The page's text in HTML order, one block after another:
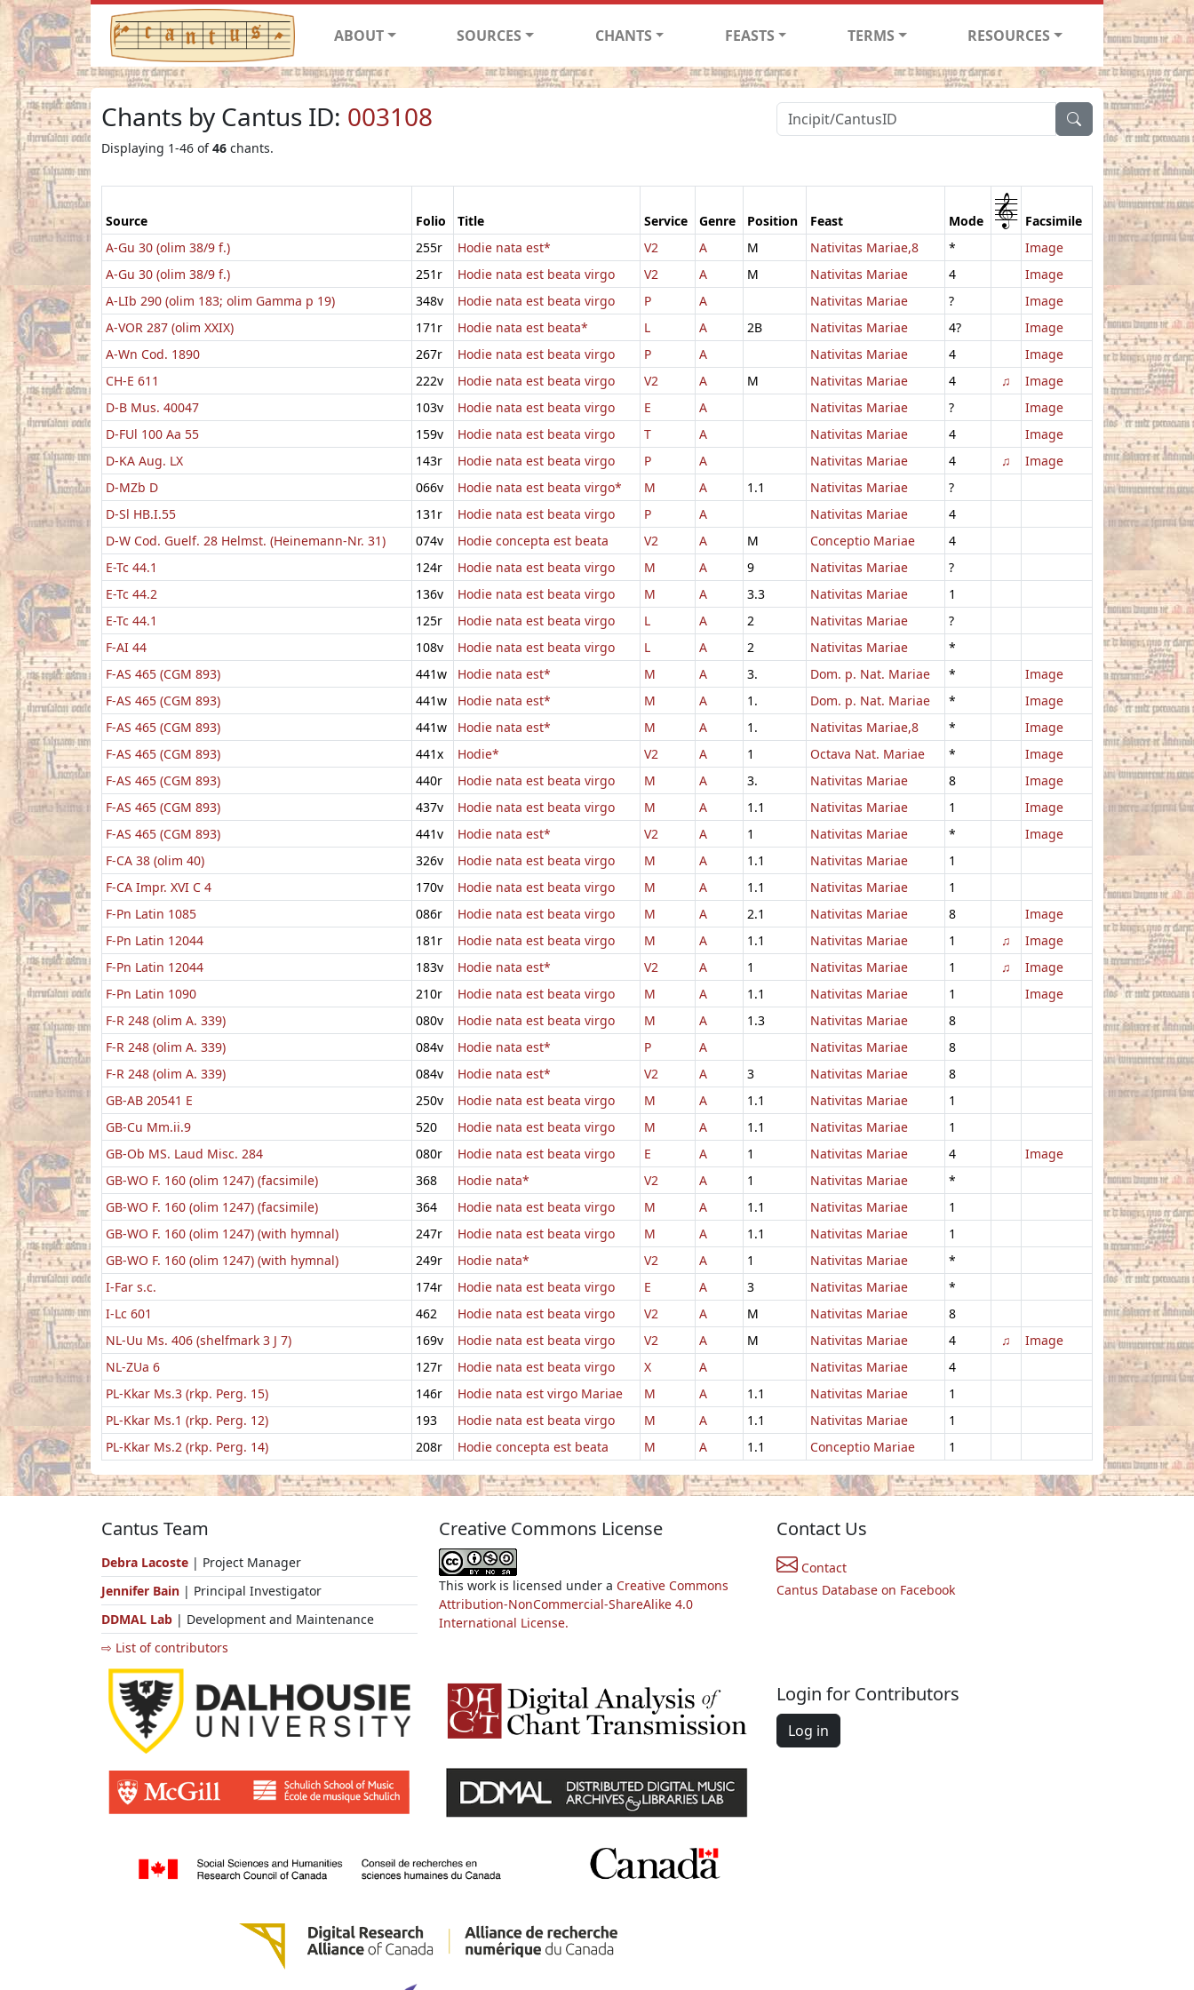
ABOUT SOURCES CHANTS FEASTS TERMS RESOURCES
Chants by Cantus ID: 003108
Displaying 1-46 of46 chants.
Source Folio Title Service Genre Position Feast Mode 1
Facsimile
A-Gu 30 (olim 38/9 f.)
255r Hodie nata est* V2 A M Nativitas Mariae,8 *
Image
A-Gu 30 (olim 38/9 f.)
251r Hodie nata est beata virgo V2 A M Nativitas Mariae 4
Image
A-LIb 290 (olim 183; olim Gamma p 19)
348v Hodie nata est beata virgo P A Nativitas Mariae ?
Image
A-VOR 287 (olim XXIX)
171r Hodie nata est beata* L A 2B Nativitas Mariae 4?
Image
A-Wn Cod. 1890
267r Hodie nata est beata virgo P A Nativitas Mariae 4
Image
CH-E 611
222v Hodie nata est beata virgo V2 A M Nativitas Mariae 4 ♫
Image
D-B Mus. 40047
103v Hodie nata est beata virgo E A Nativitas Mariae ?
Image
D-FUl 100 Aa 55
159v Hodie nata est beata virgo T A Nativitas Mariae 4
Image
D-KA Aug. LX
143r Hodie nata est beata virgo P A Nativitas Mariae 4 ♫
Image
D-MZb D
066v Hodie nata est beata virgo* M A 1.1 Nativitas Mariae
?
D-Sl HB.I.55
131r Hodie nata est beata virgo P A Nativitas Mariae
4
D-W Cod. Guelf. 28 Helmst. (Heinemann-Nr. 31)
074v Hodie concepta est beata V2 A M Conceptio Mariae
4
E-Tc 44.1
124r Hodie nata est beata virgo M A 9 Nativitas Mariae
?
E-Tc 44.2
136v Hodie nata est beata virgo M A 3.3 Nativitas Mariae
1
E-Tc 44.1
125r Hodie nata est beata virgo L A 2 Nativitas Mariae
?
F-AI 44
108v Hodie nata est beata virgo L A 2 Nativitas Mariae
*
F-AS 465 (CGM 893)
441w Hodie nata est* M A 3. Dom. p. Nat. Mariae *
Image
F-AS 465 (CGM 893)
441w Hodie nata est* M A 1. Dom. p. Nat. Mariae *
Image
F-AS 465 (CGM 893)
441w Hodie nata est* M A 1. Nativitas Mariae,8 *
Image
F-AS 465 (CGM 893)
441x Hodie* V2 A 1 Octava Nat. Mariae *
Image
F-AS 465 (CGM 893)
440r Hodie nata est beata virgo M A 3. Nativitas Mariae 8
Image
F-AS 465 (CGM 893)
437v Hodie nata est beata virgo M A 1.1 Nativitas Mariae 1
Image
F-AS 465 (CGM 893)
441v Hodie nata est* V2 A 1 Nativitas Mariae *
Image
F-CA 38 (olim 40)
326v Hodie nata est beata virgo M A 1.1 Nativitas Mariae
1
F-CA Impr. XVI C 4
170v Hodie nata est beata virgo M A 1.1 Nativitas Mariae
1
F-Pn Latin 1085
086r Hodie nata est beata virgo M A 2.1 Nativitas Mariae 8
Image
F-Pn Latin 12044
181r Hodie nata est beata virgo M A 1.1 Nativitas Mariae 1 ♫
Image
F-Pn Latin 12044
183v Hodie nata est* V2 A 1 Nativitas Mariae 1 ♫
Image
F-Pn Latin 1090
210r Hodie nata est beata virgo M A 1.1 Nativitas Mariae 1
Image
F-R 248 (olim A. 339)
080v Hodie nata est beata virgo M A 1.3 Nativitas Mariae
8
F-R 248 (olim A. 339)
084v Hodie nata est* P A Nativitas Mariae
8
F-R 248 (olim A. 339)
084v Hodie nata est* V2 A 3 Nativitas Mariae
8
GB-AB 20541 E
250v Hodie nata est beata virgo M A 1.1 Nativitas Mariae
1
GB-Cu Mm.ii.9
520 Hodie nata est beata virgo M A 1.1 Nativitas Mariae
1
GB-Ob MS. Laud Misc. 284
080r Hodie nata est beata virgo E A 1 Nativitas Mariae 4
Image
GB-WO F. 160 (olim 1247) (facsimile)
368 Hodie nata* V2 A 1 Nativitas Mariae
*
GB-WO F. 160 (olim 1247) (facsimile)
364 Hodie nata est beata virgo M A 1.1 Nativitas Mariae
1
GB-WO F. 160 (olim 1247) (with hymnal)
247r Hodie nata est beata virgo M A 1.1 Nativitas Mariae
1
GB-WO F. 160 (olim 1247) (with hymnal)
249r Hodie nata* V2 A 1 Nativitas Mariae
*
I-Far s.c.
174r Hodie nata est beata virgo E A 3 Nativitas Mariae
*
I-Lc 601
462 Hodie nata est beata virgo V2 A M Nativitas Mariae
8
NL-Uu Ms. 406 (shelfmark 3 J 7)
169v Hodie nata est beata virgo V2 A M Nativitas Mariae 4 ♫
Image
NL-ZUa 6
127r Hodie nata est beata virgo X A Nativitas Mariae
4
PL-Kkar Ms.3 (rkp. Perg. 15)
146r Hodie nata est virgo Mariae M A 1.1 Nativitas Mariae
1
PL-Kkar Ms.1 (rkp. Perg. 12)
193 Hodie nata est beata virgo M A 1.1 Nativitas Mariae
1
PL-Kkar Ms.2 (rkp. Perg. 14)
208r Hodie concepta est beata M A 1.1 Conceptio Mariae 1
Cantus Team
Debra Lacoste | Project Manager
Jennifer Bain | Principal Investigator
DDMAL Lab | Development and Maintenance
⇨ List of contributors
Creative Commons License
This work is licensed under a Creative Commons
Attribution-NonCommercial-ShareAlike 4.0
International License.
Contact Us
Contact
Cantus Database on Facebook
Login for Contributors
Log in